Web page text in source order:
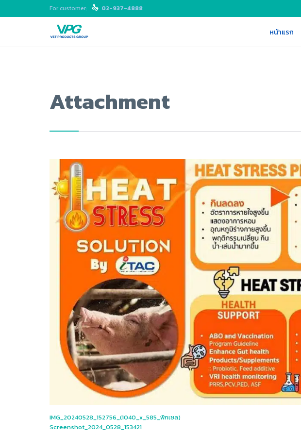
For customer:  02-937-4888
หน้าแรก
Attachment
IMG_20240528_152756_(1040_x_585_พิกเซล)
Screenshot_2024_0528_153421